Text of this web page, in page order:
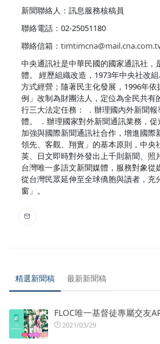
新聞聯絡人：訊息服務核稿員
聯絡電話：02-25051180
聯絡信箱：
中央通訊社是中華民國的國家通訊社，
體。 經歷組織改造，1973年中央社改
方式經營；隨著民主化發展，1996年
例」改制為財團法人，定位為全民共有
行三大法定任務： ．辦理國內外新聞
體。 ．辦理國家對外新聞通訊業務，促
加強與國際新聞通訊社合作，增進國際
領先、客觀、翔實」的基本原則，中央
英、日文即時對外發出上千則新聞、照
台灣唯一多語文新聞媒體，服務對象從
從台灣民眾延伸至全球僑胞與讀者，充
窗」。
精選新聞稿 最新新聞稿
FLOC唯一基督徒專屬交友
2021/03/29